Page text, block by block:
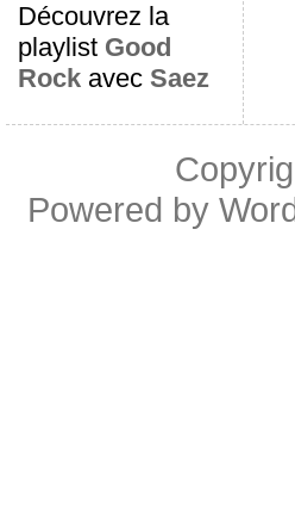
Découvrez la
playlist Good
Rockavec Saez
Powered by